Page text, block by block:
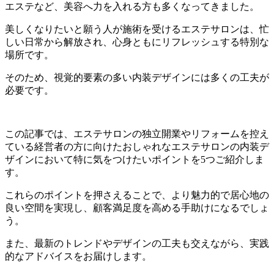
エステなど、美容へ力を入れる方も多くなってきました。
美しくなりたいと願う人が施術を受けるエステサロンは、忙
しい日常から解放され、心身ともにリフレッシュする特別な
場所です。
そのため、視覚的要素の多い内装デザインには多くの工夫が
必要です。
この記事では、エステサロンの独立開業やリフォームを控え
ている経営者の方に向けたおしゃれなエステサロンの内装デ
ザインにおいて特に気をつけたいポイントを5つご紹介しま
す。
これらのポイントを押さえることで、より魅力的で居心地の
良い空間を実現し、顧客満足度を高める手助けになるでしょ
う。
また、最新のトレンドやデザインの工夫も交えながら、実践
的なアドバイスをお届けします。